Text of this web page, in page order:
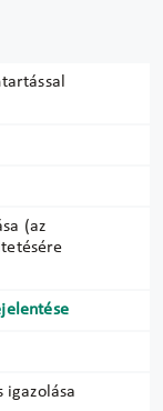
(az
igazolása